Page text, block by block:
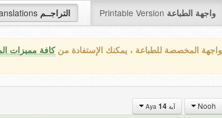
التراجــم Printable Version واجهة الطباعة
المخصصة للطباعة ، يمكنك الإستفادة منكافة مميزات
آية Aya 14